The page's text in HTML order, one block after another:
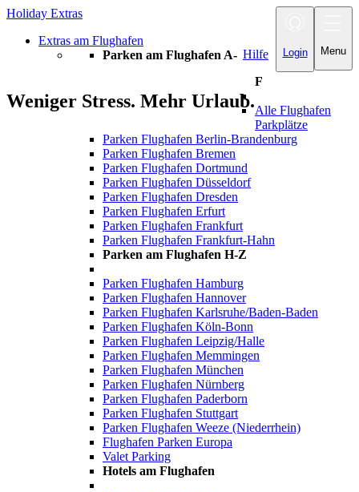
Menu
Login
Hilfe
Weniger Stress. Mehr Urlaub.
Holiday Extras
Extras am Flughafen
Parken am Flughafen A-
F
Alle Flughafen
Parkplätze
Parken Flughafen Berlin-Brandenburg
Parken Flughafen Bremen
Parken Flughafen Dortmund
Parken Flughafen Düsseldorf
Parken Flughafen Dresden
Parken Flughafen Erfurt
Parken Flughafen Frankfurt
Parken Flughafen Frankfurt-Hahn
Parken am Flughafen H-Z
Parken Flughafen Hamburg
Parken Flughafen Hannover
Parken Flughafen Karlsruhe/Baden-Baden
Parken Flughafen Köln-Bonn
Parken Flughafen Leipzig/Halle
Parken Flughafen Memmingen
Parken Flughafen München
Parken Flughafen Nürnberg
Parken Flughafen Paderborn
Parken Flughafen Stuttgart
Parken Flughafen Weeze (Niederrhein)
Flughafen Parken Europa
Valet Parking
Hotels am Flughafen